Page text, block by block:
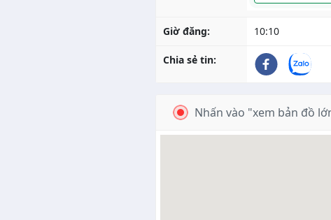
Giờ đăng: 10:10
Chia sẻ tin:
Nhấn vào "xem bản đồ